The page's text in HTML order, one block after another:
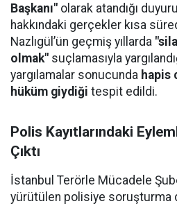
Başkanı" olarak atandığı
hakkındaki gerçekler kısa
Nazlıgül’ün geçmiş yıllarda
olmak" suçlamasıyla
yargılamalar sonucunda hapis
hüküm giydiği tespit edildi.
Polis Kayıtlarındaki
Çıktı
İstanbul Terörle Mücadele
yürütülen polisiye soruşturma